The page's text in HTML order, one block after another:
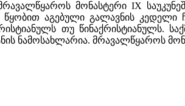
მონასტერი IX
აგებული გალავნის კედელი
თუ წინაქრისტიანულს.
ნამოსახლარია. მრავალწყაროს